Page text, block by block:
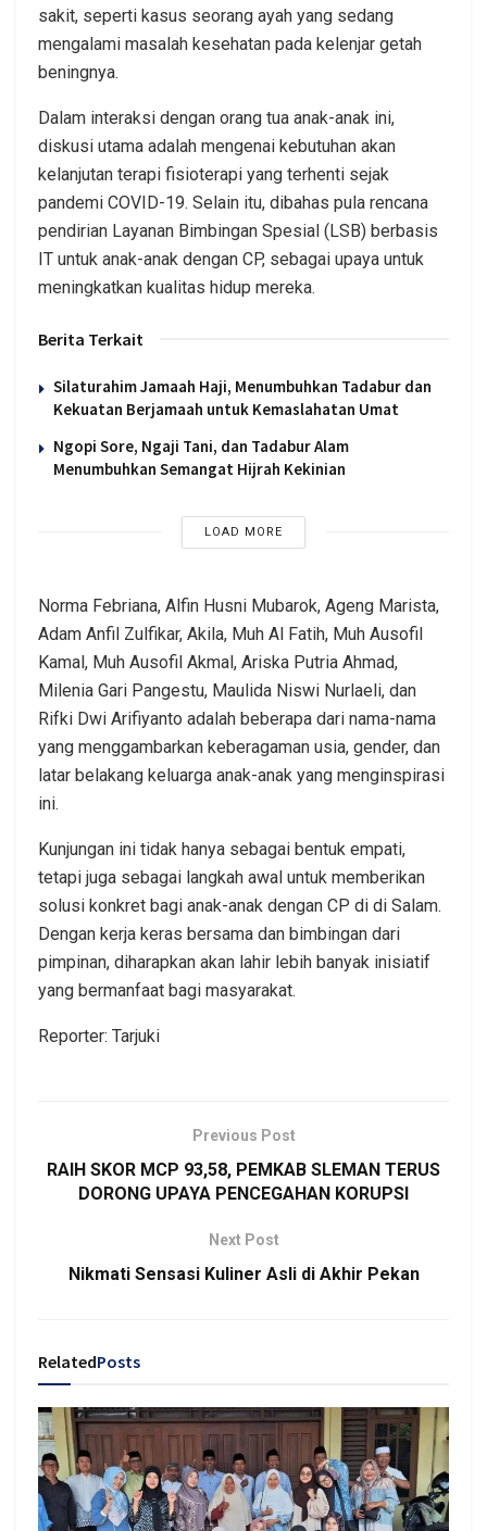
sakit, seperti kasus seorang ayah yang sedang
mengalami masalah kesehatan pada kelenjar getah
beningnya.
Dalam interaksi dengan orang tua anak-anak ini,
diskusi utama adalah mengenai kebutuhan akan
kelanjutan terapi fisioterapi yang terhenti sejak
pandemi COVID-19. Selain itu, dibahas pula rencana
pendirian Layanan Bimbingan Spesial (LSB) berbasis
IT untuk anak-anak dengan CP, sebagai upaya untuk
meningkatkan kualitas hidup mereka.
Berita Terkait
Silaturahim Jamaah Haji, Menumbuhkan Tadabur dan
Kekuatan Berjamaah untuk Kemaslahatan Umat
Ngopi Sore, Ngaji Tani, dan Tadabur Alam
Menumbuhkan Semangat Hijrah Kekinian
LOAD MORE
Norma Febriana, Alfin Husni Mubarok, Ageng Marista,
Adam Anfil Zulfikar, Akila, Muh Al Fatih, Muh Ausofil
Kamal, Muh Ausofil Akmal, Ariska Putria Ahmad,
Milenia Gari Pangestu, Maulida Niswi Nurlaeli, dan
Rifki Dwi Arifiyanto adalah beberapa dari nama-nama
yang menggambarkan keberagaman usia, gender, dan
latar belakang keluarga anak-anak yang menginspirasi
ini.
Kunjungan ini tidak hanya sebagai bentuk empati,
tetapi juga sebagai langkah awal untuk memberikan
solusi konkret bagi anak-anak dengan CP di di Salam.
Dengan kerja keras bersama dan bimbingan dari
pimpinan, diharapkan akan lahir lebih banyak inisiatif
yang bermanfaat bagi masyarakat.
Reporter: Tarjuki
Previous Post
RAIH SKOR MCP 93,58, PEMKAB SLEMAN TERUS
DORONG UPAYA PENCEGAHAN KORUPSI
Next Post
Nikmati Sensasi Kuliner Asli di Akhir Pekan
RelatedPosts